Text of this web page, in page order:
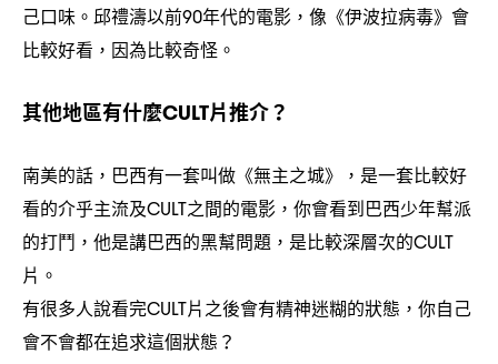
己口味。邱禮濤以前90年代的電影 ， 像《伊波拉病毒》會
比較好看 ， 因為比較奇怪。
其他地區有什麼CULT片推介？
南美的話 ， 巴西有一套叫做《無主之城》 ， 是一套比較好
看的介乎主流及CULT之間的電影 ， 你會看到巴西少年幫派
的打鬥 ， 他是講巴西的黑幫問題 ， 是比較深層次的CULT
片。
有很多人說看完CULT片之後會有精神迷糊的狀態 ， 你自己
會不會都在追求這個狀態 ？